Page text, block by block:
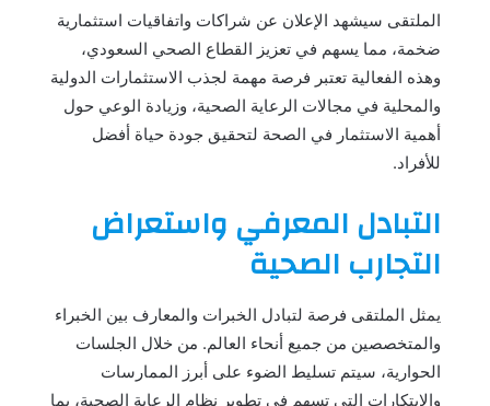
الملتقى سيشهد الإعلان عن شراكات واتفاقيات استثمارية
ضخمة، مما يسهم في تعزيز القطاع الصحي السعودي،
وهذه الفعالية تعتبر فرصة مهمة لجذب الاستثمارات الدولية
والمحلية في مجالات الرعاية الصحية، وزيادة الوعي حول
أهمية الاستثمار في الصحة لتحقيق جودة حياة أفضل
للأفراد.
التبادل المعرفي واستعراض
التجارب الصحية
يمثل الملتقى فرصة لتبادل الخبرات والمعارف بين الخبراء
والمتخصصين من جميع أنحاء العالم. من خلال الجلسات
الحوارية، سيتم تسليط الضوء على أبرز الممارسات
والابتكارات التي تسهم في تطوير نظام الرعاية الصحية، بما